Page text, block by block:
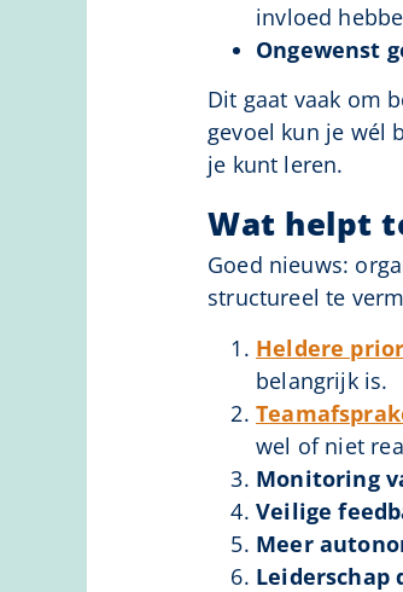
invloed
Ongewenst
Dit gaat vaak om
gevoel kun je wél
je kunt leren.
Wat helpt
Goed nieuws:
structureel te
Heldere
belangrijk is.
wel of niet
Monitoring
Veilige
Meer
Leiderschap